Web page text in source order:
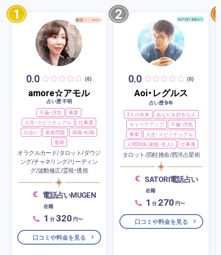
1
0.0 (0)
amore☆アモル
占い歴 不明
不倫・浮気
事業
人生・スピリチュアル
仕事運
出会い
家庭問題
就職・転職
復縁
オラクルカード/タロット/ダウジ
ング/チャネリング/リーディン
グ/波動修正/霊視・透視
電話占いMUGEN
在籍
1 分 320 円〜
口コミや料金を見る
2
0.0 (0)
Aoi・レグルス
占い歴9年
2人の未来
あなたを好きな人
キャリアアップ
不倫・浮気
事業
人生・スピリチュアル
人間関係（家族・友人）
仕事運
タロット/四柱推命/西洋占星術
SATORI電話占い
在籍
1 分 270 円〜
口コミや料金を見る